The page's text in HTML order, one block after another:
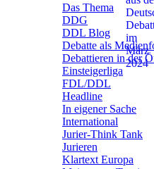
Das Thema
DDG
DDL Blog
Debatte als
Debattieren in der
Einsteigerliga
FDL/DDL
Headline
In eigener Sache
International
Jurier-Think Tank
Jurieren
Klartext Europa